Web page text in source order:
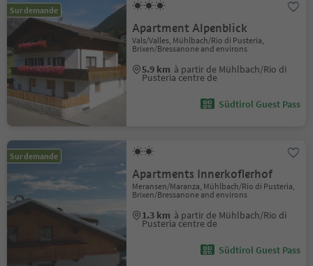
Sur demande
Apartment Alpenblick
Vals/Valles, Mühlbach/Rio di Pusteria,
Brixen/Bressanone and environs
5.9 km à partir de Mühlbach/Rio di
Pusteria centre de
Südtirol Guest Pass
Sur demande
Apartments Innerkoflerhof
Meransen/Maranza, Mühlbach/Rio di Pusteria,
Brixen/Bressanone and environs
1.3 km à partir de Mühlbach/Rio di
Pusteria centre de
Südtirol Guest Pass